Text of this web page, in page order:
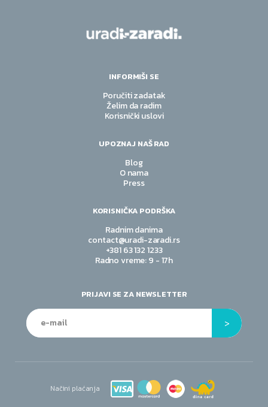
INFORMIŠI SE
Poručiti zadatak
Želim da radim
Korisnički uslovi
UPOZNAJ NAŠ RAD
Blog
O nama
Press
KORISNIČKA PODRŠKA
Radnim danima
contact@uradi-zaradi.rs
+381 63 132 1233
Radno vreme: 9 - 17h
PRIJAVI SE ZA NEWSLETTER
Načini plaćanja